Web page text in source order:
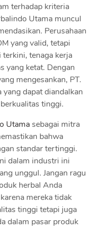
terhadap kriteria
Utama muncul
Perusahaan
yang valid, tetapi
tenaga kerja
yang ketat. Dengan
mengesankan, PT.
dapat diandalkan
tinggi.
Utamasebagai mitra
bahwa
standar tertinggi.
dalam industri ini
unggul. Jangan ragu
herbal Anda
mereka tidak
tinggi tetapi juga
dalam pasar produk